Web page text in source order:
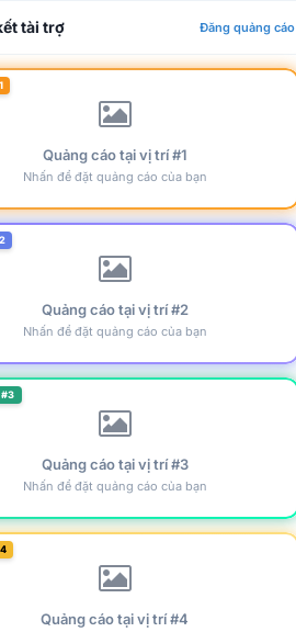
tài trợ Đăng quảng cáo
Quảng cáo tại vị trí #1
Nhấn để đặt quảng cáo của bạn
Quảng cáo tại vị trí #2
Nhấn để đặt quảng cáo của bạn
Quảng cáo tại vị trí #3
Nhấn để đặt quảng cáo của bạn
Quảng cáo tại vị trí #4